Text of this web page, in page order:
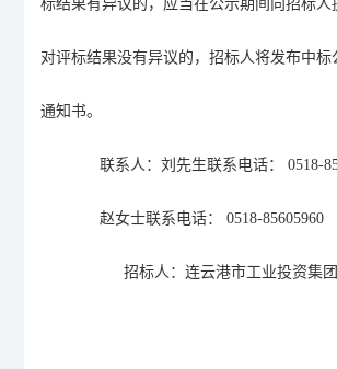
标结果有异议的，应当在公示期间向招标人
对评标结果没有异议的，招标人将发布中标
通知书。
联系人：刘先生联系电话： 0518-
赵女士联系电话： 0518-85605960
招标人：连云港市工业投资集